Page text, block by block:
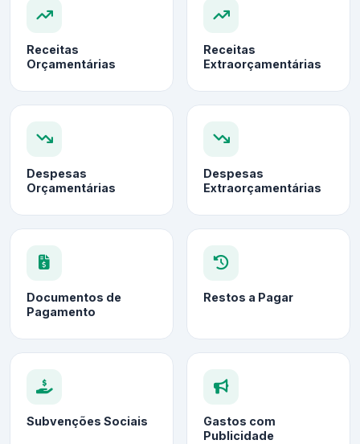
Receitas
Orçamentárias
Receitas
Extraorçamentárias
Despesas
Orçamentárias
Despesas
Extraorçamentárias
Documentos de
Pagamento
Restos a Pagar
Subvenções Sociais
Gastos com
Publicidade